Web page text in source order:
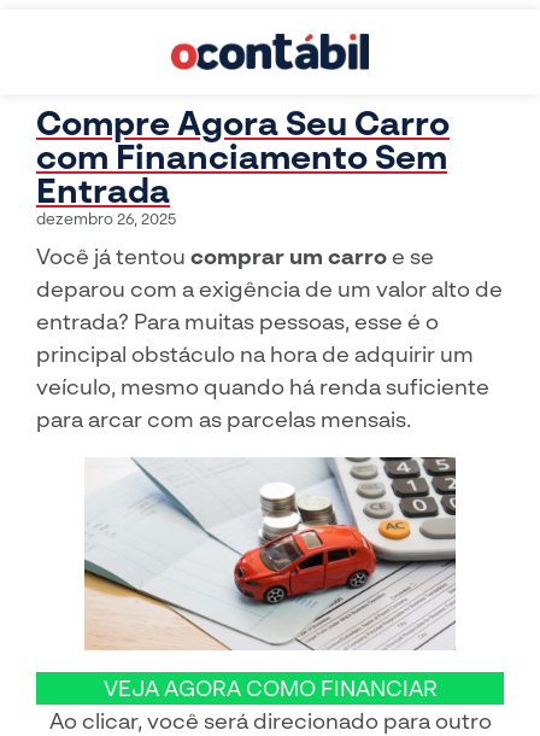
Compre Agora Seu Carro
com Financiamento Sem
Entrada
dezembro 26, 2025
Você já tentou comprar um carroe se
deparou com a exigência de um valor alto de
entrada? Para muitas pessoas, esse é o
principal obstáculo na hora de adquirir um
veículo, mesmo quando há renda suficiente
para arcar com as parcelas mensais.
VEJA AGORA COMO FINANCIAR
Ao clicar, você será direcionado para outro